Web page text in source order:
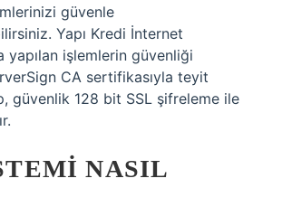
güvenle
Yapı Kredi İnternet
yapılan işlemlerin güvenliği
CA sertifikasıyla teyit
güvenlik 128 bit SSL şifreleme ile
NASIL